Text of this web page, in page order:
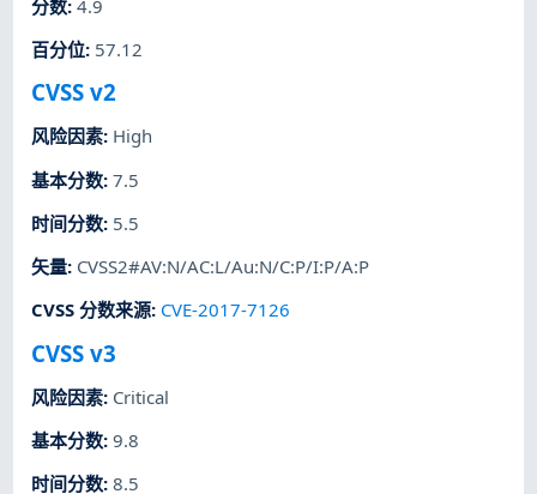
分数:4.9
百分位: 57.12
CVSS v2
风险因素: High
基本分数:7.5
时间分数: 5.5
矢量: CVSS2#AV:N/AC:L/Au:N/C:P/I:P/A:P
CVSS 分数来源: CVE-2017-7126
CVSS v3
风险因素: Critical
基本分数:9.8
时间分数:8.5